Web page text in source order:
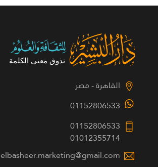
القاهرة - مصر
01152806533
01152806533
01012355714
elbasheer.marketing@gmail.com